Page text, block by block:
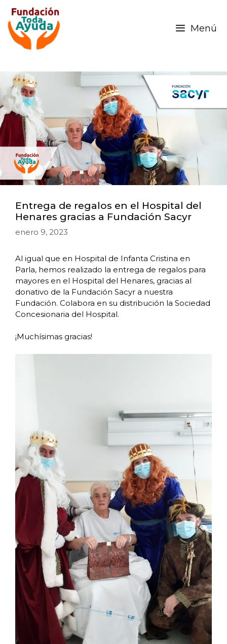
Menú
Entrega de regalos en el Hospital del
Henares gracias a Fundación Sacyr
enero 9, 2023
Al igual que en Hospital de Infanta Cristina en
Parla, hemos realizado la entrega de regalos para
mayores en el Hospital del Henares, gracias al
donativo de la Fundación Sacyr a nuestra
Fundación. Colabora en su distribución la Sociedad
Concesionaria del Hospital.
¡Muchísimas gracias!